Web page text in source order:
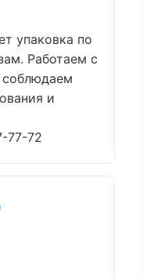
упаковка по
Работаем с
соблюдаем
и
77-72